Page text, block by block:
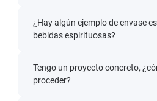
¿Hay algún ejemplo de envase
bebidas espirituosas?
Tengo un proyecto concreto,
proceder?